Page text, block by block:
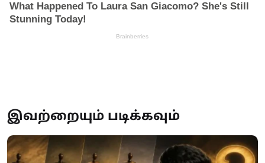
இவற்றையும் படிக்கவும்